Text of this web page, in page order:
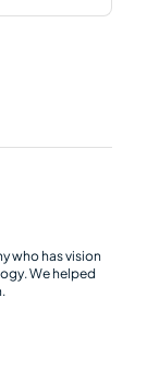
who has vision
We helped